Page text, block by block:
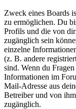
Zweck eines Boards
zu ermöglichen. Du
Profils und die von
zugänglich sein
einzelne
(z. B. andere
sind. Wenn du Fragen
Informationen im
Mail-Adresse aus
Betreiber und von
zugänglich.